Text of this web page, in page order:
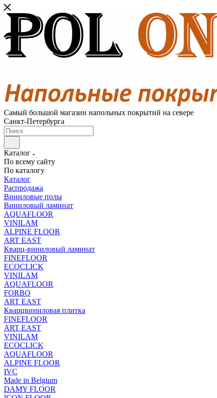
Самый большой магазин напольных покрытий на севере
Санкт-Петербурга
Каталог
По всему сайту
По каталогу
Каталог
Распродажа
Виниловые полы
Виниловый ламинат
AQUAFLOOR
VINILAM
ALPINE FLOOR
ART EAST
Кварц-виниловый ламинат
FINEFLOOR
ECOCLICK
VINILAM
AQUAFLOOR
FORBO
ART EAST
Кварцвиниловая плитка
FINEFLOOR
ART EAST
VINILAM
ECOCLICK
AQUAFLOOR
ALPINE FLOOR
IVC
Made in Belgium
DAMY FLOOR